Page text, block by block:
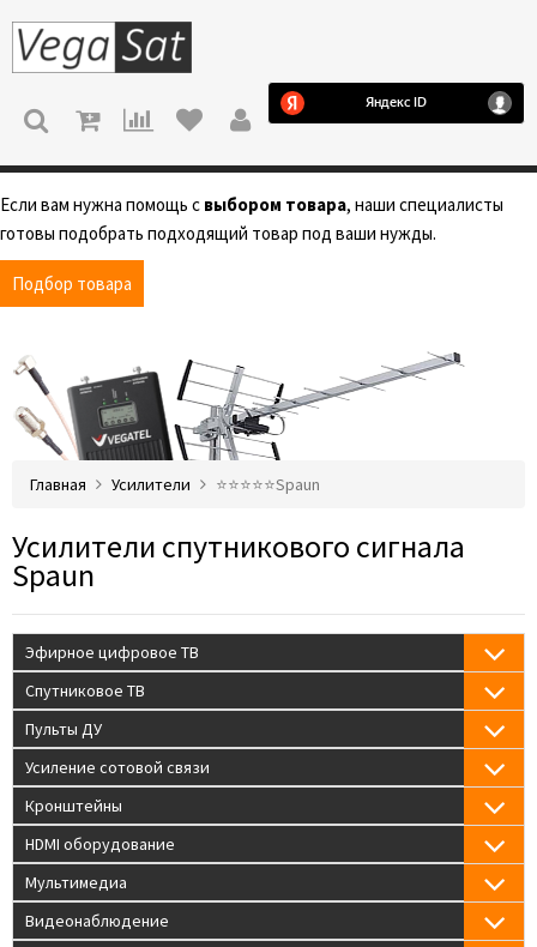
МЕНЮ
Если вам нужна помощь с выбором товара, наши специалисты
готовы подобрать подходящий товар под ваши нужды.
Подбор товара
Главная Усилители ⭐️⭐️⭐️⭐️⭐️Spaun
Усилители спутникового сигнала
Spaun
Эфирное цифровое ТВ
Спутниковое ТВ
Пульты ДУ
Усиление сотовой связи
Кронштейны
HDMI оборудование
Мультимедиа
Видеонаблюдение